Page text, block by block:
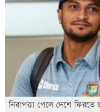
নিরাপত্তা পেলে দেশে ফিরতে